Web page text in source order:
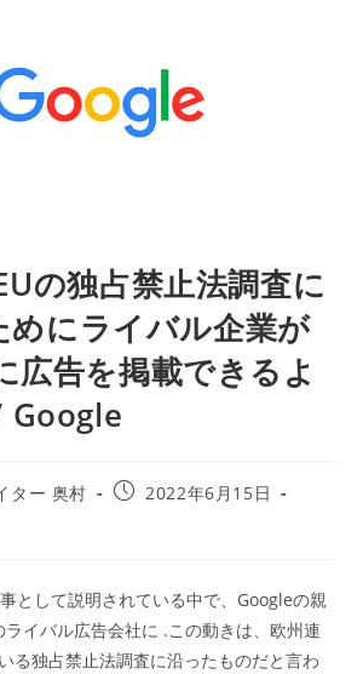
の独占禁止法調査に
めにライバル企業が
広告を掲載できるよ
Google
ター 奥村
投
2022年6月15日
として説明されている中で、Googleの親
イバル広告会社に .この動きは、欧州連
る独占禁止法調査に沿ったものだと言わ